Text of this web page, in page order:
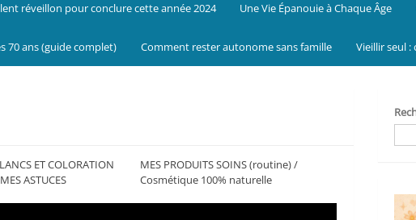
réveillon pour conclure cette année 2024 Une Vie Épanouie à Chaque Âge
70 ans (guide complet) Comment rester autonome sans famille Vieillir seul
ET COLORATION
ASTUCES
MES PRODUITS SOINS (routine) /
Cosmétique 100% naturelle